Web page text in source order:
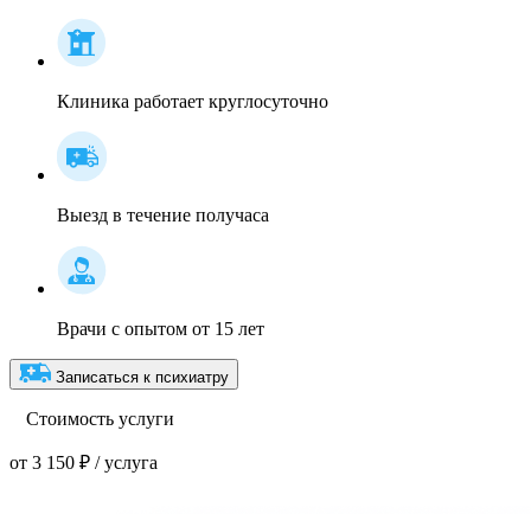
Клиника работает круглосуточно
Выезд в течение получаса
Врачи с опытом от 15 лет
Записаться к психиатру
Стоимость услуги
от 3 150 ₽ / услуга